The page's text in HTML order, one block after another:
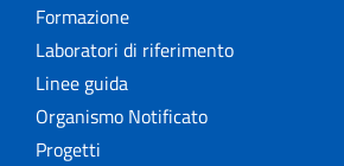
Formazione
Laboratori di riferimento
Linee guida
Organismo Notificato
Progetti